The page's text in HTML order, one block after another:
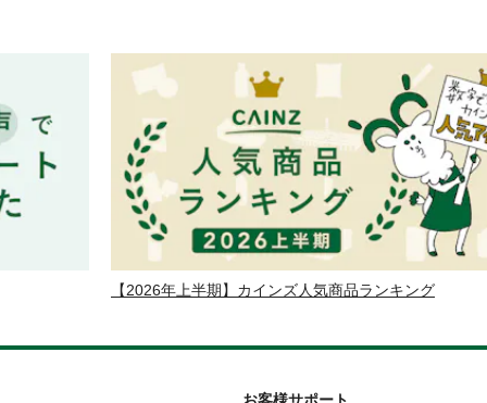
【2026年上半期】カインズ人気商品ランキング